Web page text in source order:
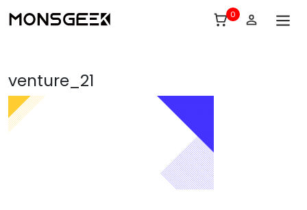
0
venture_21